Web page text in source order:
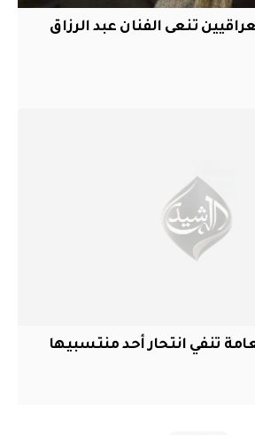
تنعى الفنان عبد الرزاق
تنفي انتحار أحد منتسبيها